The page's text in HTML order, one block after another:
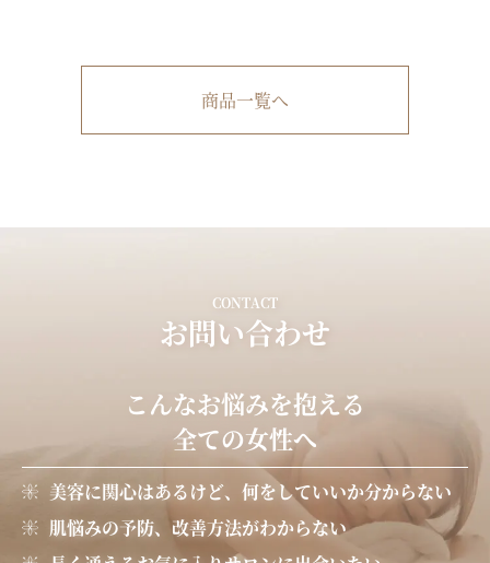
商品一覧へ
CONTACT
お問い合わせ
こんなお悩みを抱える
全ての女性へ
美容に関心はあるけど、何をしていいか分からない
肌悩みの予防、改善方法がわからない